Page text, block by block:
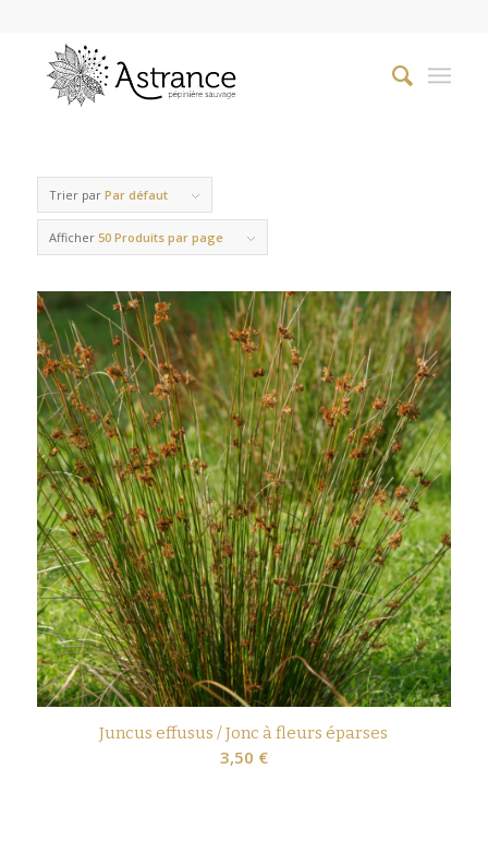
Trier par Par défaut
Afficher 50 Produits par page
Juncus effusus / Jonc à fleurs éparses
3,50 €